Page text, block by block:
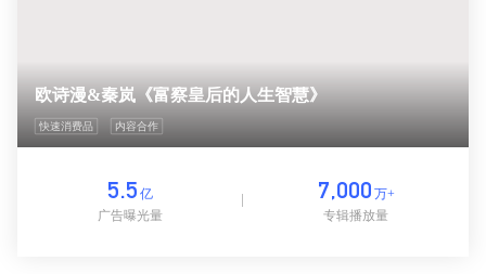
欧诗漫&秦岚《富察皇后的人生智慧》
快速消费品 内容合作
5.5 亿
广告曝光量
7,000 万+
专辑播放量